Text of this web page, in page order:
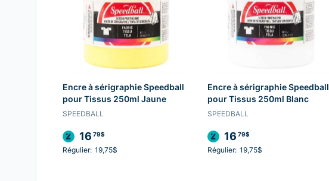
Encre à sérigraphie Speedball
pour Tissus 250ml Jaune
SPEEDBALL
16 79$
Régulier: 19,75$
Encre à sérigraphie Speedball
pour Tissus 250ml Blanc
SPEEDBALL
16 79$
Régulier: 19,75$